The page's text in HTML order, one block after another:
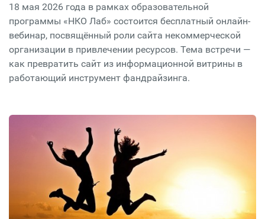
18 мая 2026 года в рамках образовательной
программы «НКО Лаб» состоится бесплатный онлайн-
вебинар, посвящённый роли сайта некоммерческой
организации в привлечении ресурсов. Тема встречи —
как превратить сайт из информационной витрины в
работающий инструмент фандрайзинга.